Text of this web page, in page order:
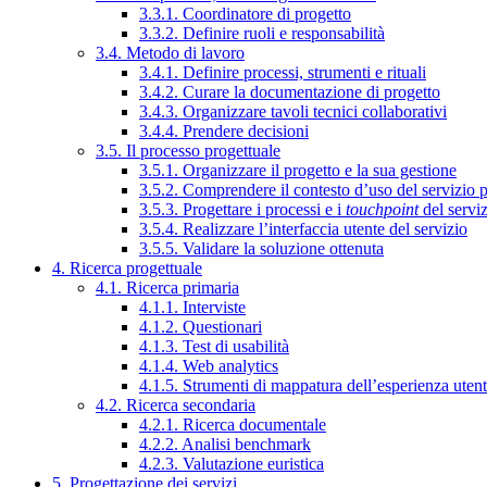
3.3.1. Coordinatore di progetto
3.3.2. Definire ruoli e responsabilità
3.4. Metodo di lavoro
3.4.1. Definire processi, strumenti e rituali
3.4.2. Curare la documentazione di progetto
3.4.3. Organizzare tavoli tecnici collaborativi
3.4.4. Prendere decisioni
3.5. Il processo progettuale
3.5.1. Organizzare il progetto e la sua gestione
3.5.2. Comprendere il contesto d’uso del servizio
3.5.3. Progettare i processi e i touchpointdel
3.5.4. Realizzare l’interfaccia utente del servizio
3.5.5. Validare la soluzione ottenuta
4. Ricerca progettuale
4.1. Ricerca primaria
4.1.1. Interviste
4.1.2. Questionari
4.1.3. Test di usabilità
4.1.4. Web analytics
4.1.5. Strumenti di mappatura dell’esperienza
4.2. Ricerca secondaria
4.2.1. Ricerca documentale
4.2.2. Analisi benchmark
4.2.3. Valutazione euristica
5. Progettazione dei servizi